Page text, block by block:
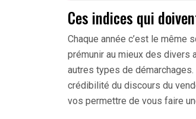
Ces indices qui
Chaque année c’est le même
prémunir au mieux des divers
autres types de
crédibilité du discours du
vos permettre de vous faire